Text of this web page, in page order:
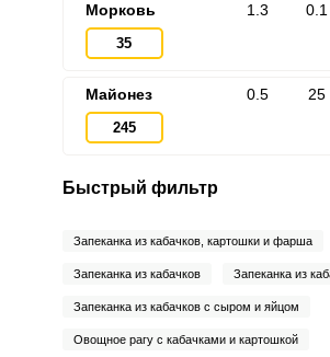
Морковь
35
1.3 0.1
Майонез
245
0.5 25
Быстрый фильтр
Запеканка из кабачков, картошки и фарша
Запеканка из кабачков Запеканка из
Запеканка из кабачков с сыром и яйцом
Овощное рагу с кабачками и картошкой